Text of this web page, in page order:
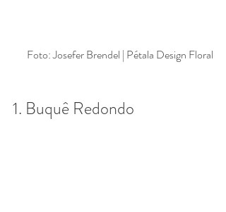
Foto: Josefer Brendel | Pétala Design Floral
1. Buquê Redondo